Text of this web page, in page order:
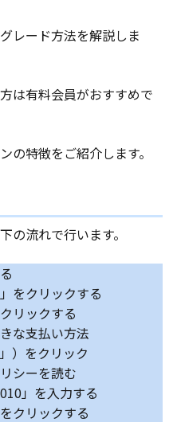
レード方法を解説しま
は有料会員がおすすめで
の特徴をご紹介します。
の流れで行います。
をクリックする
リックする
な支払い方法
）をクリック
シーを読む
」を入力する
クリックする